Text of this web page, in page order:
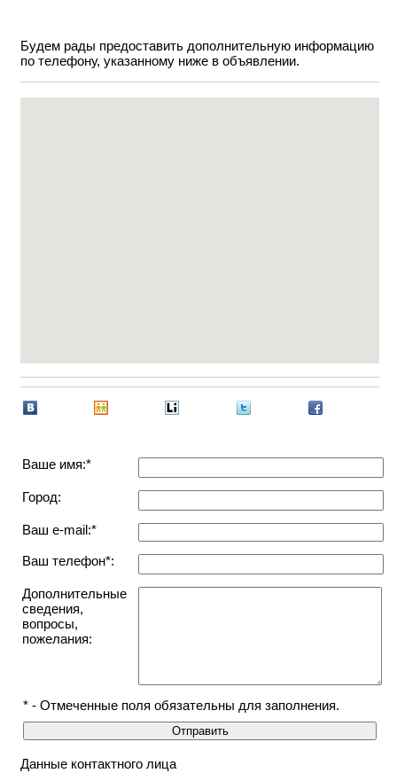
Будем рады предоставить дополнительную информацию
по телефону, указанному ниже в объявлении.
Ваше имя:*
Город:
Ваш e-mail:*
Ваш телефон*:
Дополнительные
сведения,
вопросы,
пожелания:
* - Отмеченные поля обязательны для заполнения.
Данные контактного лица